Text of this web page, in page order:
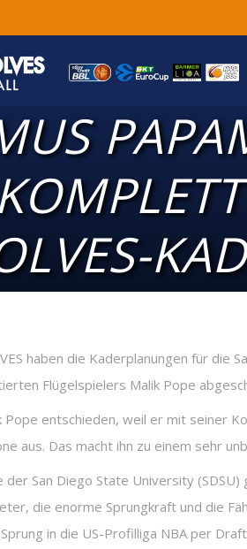
haben die Kaderplanungen für die
Flügelspielers Malik Pope
Pope entschieden, weil er mit seiner
aus. Das macht ihn zu einem sehr
der San Diego State University
die enorme Sprungkraft und die
in die US-Profilliga NBA per